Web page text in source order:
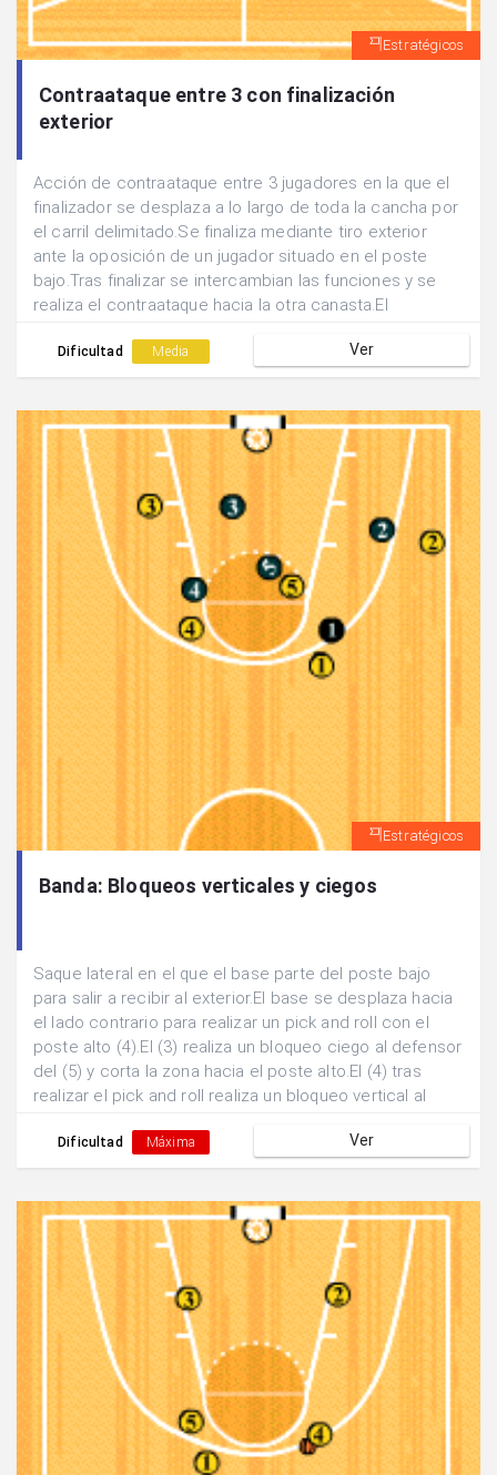
Estratégicos
Contraataque entre 3 con finalización
exterior
Acción de contraataque entre 3 jugadores en la que el
finalizador se desplaza a lo largo de toda la cancha por
el carril delimitado.Se finaliza mediante tiro exterior
ante la oposición de un jugador situado en el poste
bajo.Tras finalizar se intercambian las funciones y se
realiza el contraataque hacia la otra canasta.El
pasador se convierte en finalizador.
Dificultad Media Ver
Estratégicos
Banda: Bloqueos verticales y ciegos
Saque lateral en el que el base parte del poste bajo
para salir a recibir al exterior.El base se desplaza hacia
el lado contrario para realizar un pick and roll con el
poste alto (4).El (3) realiza un bloqueo ciego al defensor
del (5) y corta la zona hacia el poste alto.El (4) tras
realizar el pick and roll realiza un bloqueo vertical al
a)Pase y finalización exterior por parte del (3). b)Pase
interior y finalización 1x1 del (5).
Dificultad Máxima Ver